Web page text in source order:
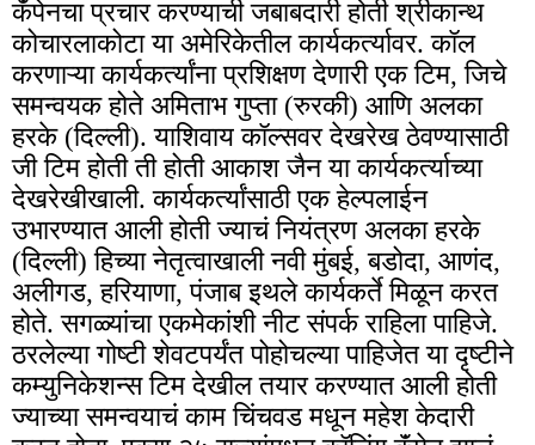
कॅंपेनचा प्रचार करण्याची जबाबदारी होती श्रीकान्थ
कोचारलाकोटा या अमेरिकेतील कार्यकर्त्यावर. कॉल
करणाऱ्या कार्यकर्त्यांना प्रशिक्षण देणारी एक टिम, जिचे
समन्वयक होते अमिताभ गुप्ता (रुरकी) आणि अलका
हरके (दिल्ली). याशिवाय कॉल्सवर देखरेख ठेवण्यासाठी
जी टिम होती ती होती आकाश जैन या कार्यकर्त्याच्या
देखरेखीखाली. कार्यकर्त्यांसाठी एक हेल्पलाईन
उभारण्यात आली होती ज्याचं नियंत्रण अलका हरके
(दिल्ली) हिच्या नेतृत्वाखाली नवी मुंबई, बडोदा, आणंद,
अलीगड, हरियाणा, पंजाब इथले कार्यकर्ते मिळून करत
होते. सगळ्यांचा एकमेकांशी नीट संपर्क राहिला पाहिजे.
ठरलेल्या गोष्टी शेवटपर्यंत पोहोचल्या पाहिजेत या दृष्टीने
कम्युनिकेशन्स टिम देखील तयार करण्यात आली होती
ज्याच्या समन्वयाचं काम चिंचवड मधून महेश केदारी